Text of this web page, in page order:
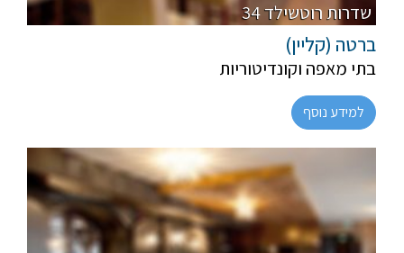
34 שדרות רוטשילד
ברטה (קליין)
בתי מאפה וקונדיטוריות
למידע נוסף